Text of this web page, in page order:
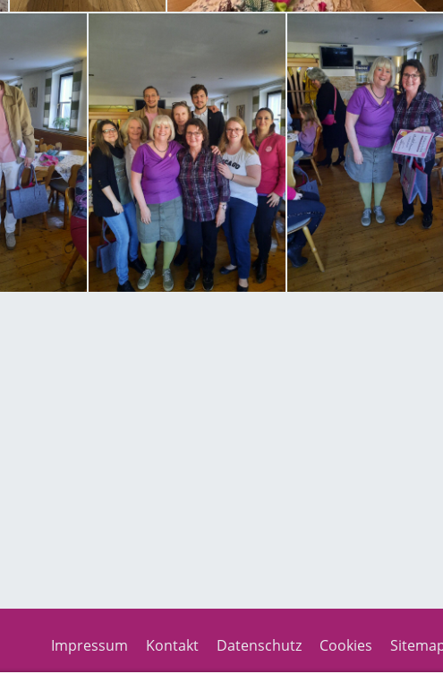
Impressum Kontakt Datenschutz Cookies